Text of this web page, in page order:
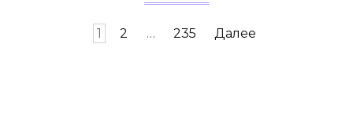
1 2 … 235 Далее